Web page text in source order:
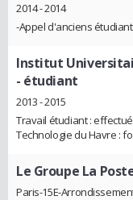
2014 - 2014
-Appel d'anciens
Institut
- étudiant
2013 - 2015
Travail étudiant :
Technologie du Havre :
Le Groupe La
Paris-15E-